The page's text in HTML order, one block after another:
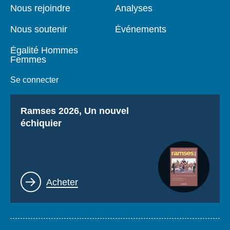
Nous rejoindre
Nous soutenir
Égalité Hommes
Femmes
Se connecter
Analyses
Événements
Titre
Ramses 2026, Un nouvel
échiquier
Lien
Acheter